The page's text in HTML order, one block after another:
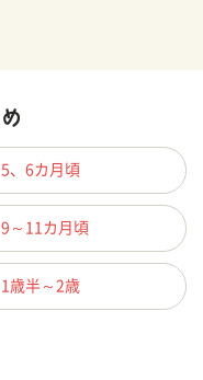
5、6カ月頃
9～11カ月頃
1歳半～2歳